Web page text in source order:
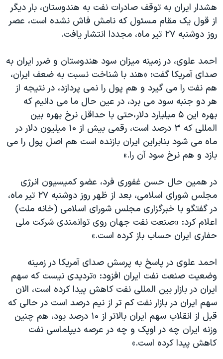
هشدار ایران به توقف صادرات نفت به هندوستان، بار دیگر
از قول یک مقام مسئول که نامش فاش نشده است، عصر
روز دوشنبه ۲۷ تیر ماه، مجددا انتشار یافت.
احمد علوی، در زمینه میزان سود هندوستان و ضرر ایران به
صدای آمریکا گفت: «هند با شناخت نسبت به ضعف ایران،
هم نفت را می گیرد و هم پول را نمی پردازد، در نتیجه از
هر دو جنبه سود می برد، در عین حال ما می دانیم که
بهره این ۵ میلیارد دلار،حتی با حداقل نرخ بهره بین
المللی که ۳ درصد است، رقمی بیش از ۱۰ میلیون دلار در
ماه می شود بنابراین ایران بازنده است هم اصل پول را می
بازد و هم نرخ سود آن را.»
در همین حال حسن غفوری فرد، عضو کمیسیون انرژی
مجلس شورای اسلامی، بعد از ظهر روز دوشنبه ۲۷ تیر ماه،
در گفتگو با خبرگزاری مجلس شورای اسلامی (خانه ملت)
اعلام کرد: «صنعت نفت جهان روی توانمندی شرکت ملی
حفاری ایران حساب باز کرده است.»
احمد علوی در پاسخ به پرسش صدای آمریکا در زمینه
وضعیت صنعت نفت ایران افزود: «تردیدی نیست که سهم
ایران در بازار بین المللی نفت کاهش پیدا کرده است، الان
سهم ایران در بازار نفت کم تر از نیم درصد است در حالی که
قبل از انقلاب سهم ایران بالاتر از ۱۰ درصد بود، هم چنین
وزنه ایران چه در اوپک و چه در عرصه دیپلماسی نفت
کاهش پیدا کرده است.»